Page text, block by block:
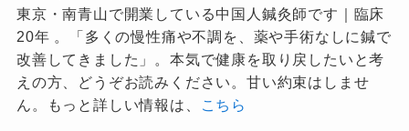
東京・南青山で開業している中国人鍼灸師です｜臨床
20年 。「多くの慢性痛や不調を、薬や手術なしに鍼で
改善してきました」。本気で健康を取り戻したいと考
えの方、どうぞお読みください。甘い約束はしませ
ん。もっと詳しい情報は、
こちら